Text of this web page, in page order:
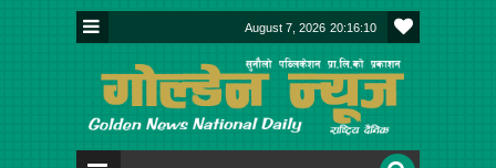
August 7, 2026 20:16:10